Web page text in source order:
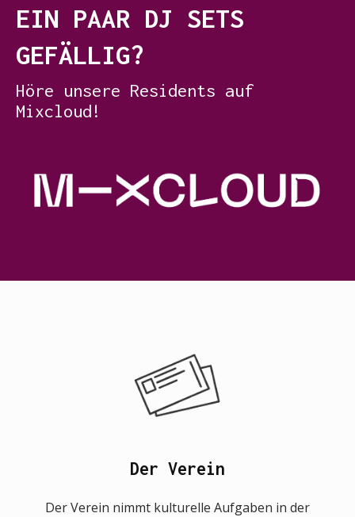
EIN PAAR DJ SETS
GEFÄLLIG?
Höre unsere Residents auf
Mixcloud!
Der Verein
Der Verein nimmt kulturelle Aufgaben in der